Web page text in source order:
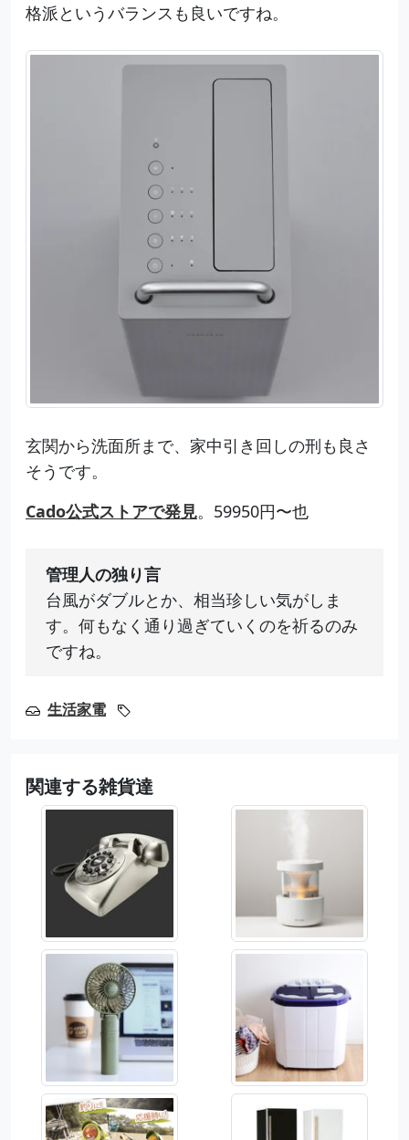
格派というバランスも良いですね。
玄関から洗面所まで、家中引き回しの刑も良さ
そうです。
Cado公式ストアで発見。59950円〜也
管理人の独り言
台風がダブルとか、相当珍しい気がしま
す。何もなく通り過ぎていくのを祈るのみ
ですね。
生活家電
関連する雑貨達